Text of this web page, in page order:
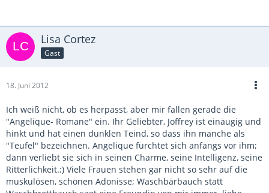
Lisa Cortez
Gast
18. Juni 2012
Ich weiß nicht, ob es herpasst, aber mir fallen gerade die
"Angelique- Romane" ein. Ihr Geliebter, Joffrey ist einäugig und
hinkt und hat einen dunklen Teind, so dass ihn manche als
"Teufel" bezeichnen. Angelique fürchtet sich anfangs vor ihm;
dann verliebt sie sich in seinen Charme, seine Intelligenz, seine
Ritterlichkeit.:) Viele Frauen stehen gar nicht so sehr auf die
muskulösen, schönen Adonisse; Waschbärbauch statt